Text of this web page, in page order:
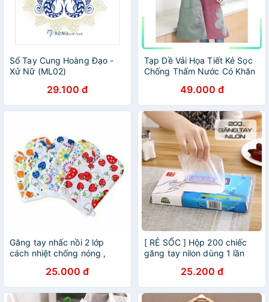
Sổ Tay Cung Hoàng Đạo -
Xử Nữ (ML02)
29.100 đ
Tạp Dề Vải Họa Tiết Kẻ Sọc
Chống Thấm Nước Có Khăn
49.000 đ
Găng tay nhấc nồi 2 lớp
cách nhiệt chống nóng ,
nhà bếp 101225
25.000 đ
[ RẺ SỐC ] Hộp 200 chiếc
găng tay nilon dùng 1 lần
25.200 đ